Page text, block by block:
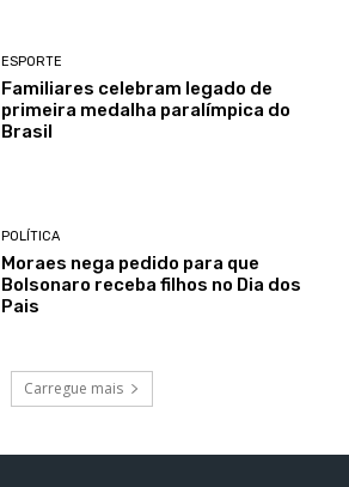
ESPORTE
Familiares celebram legado de
primeira medalha paralímpica do
Brasil
POLÍTICA
Moraes nega pedido para que
Bolsonaro receba filhos no Dia dos
Pais
Carregue mais